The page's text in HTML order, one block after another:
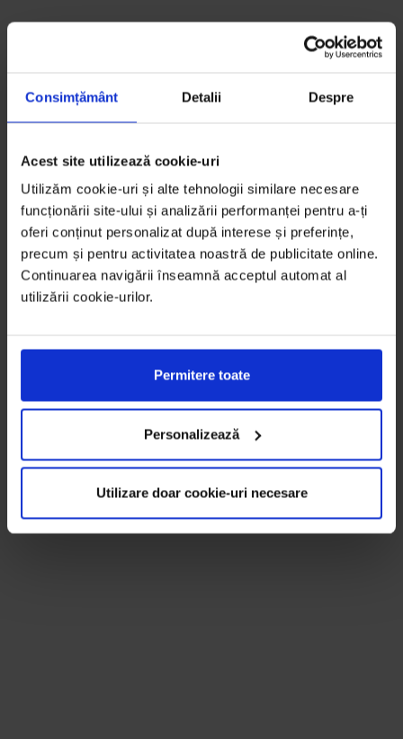
Consimțământ Detalii Despre
Acest site utilizează cookie-uri
Utilizăm cookie-uri și alte tehnologii similare necesare
funcționării site-ului și analizării performanței pentru a-ți
oferi conținut personalizat după interese și preferințe,
precum și pentru activitatea noastră de publicitate online.
Continuarea navigării înseamnă acceptul automat al
utilizării cookie-urilor.
Permitere toate
Personalizează
Utilizare doar cookie-uri necesare